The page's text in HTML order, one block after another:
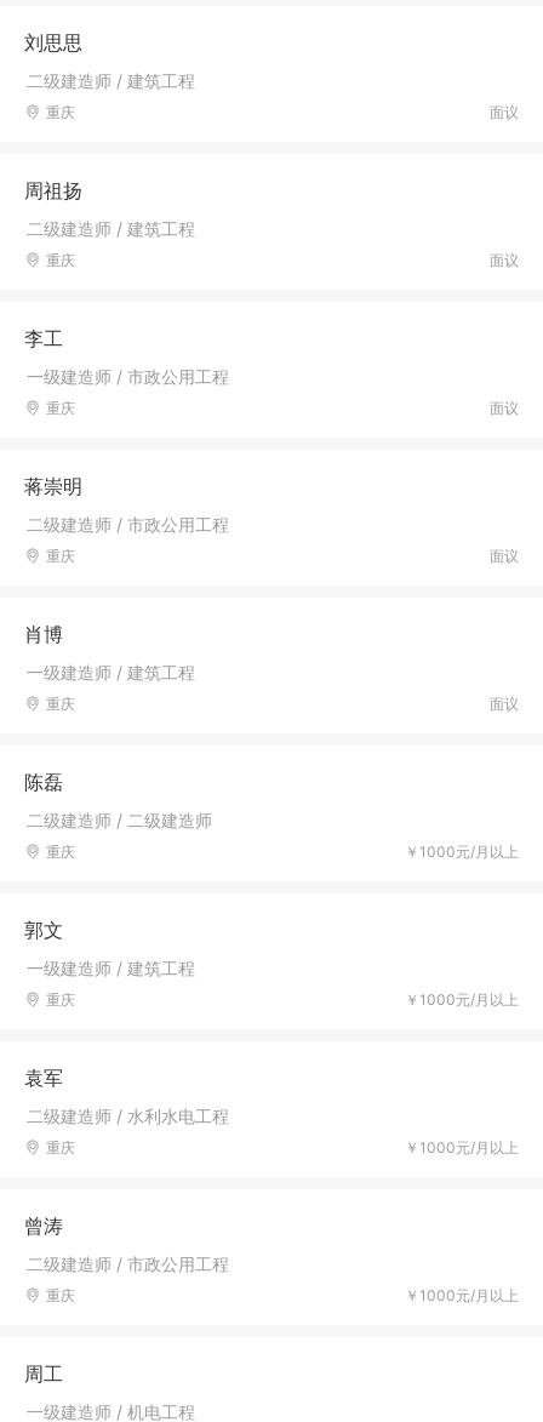
刘思思
二级建造师 / 建筑工程
面议
重庆
周祖扬
二级建造师 / 建筑工程
面议
重庆
李工
一级建造师 / 市政公用工程
面议
重庆
蒋崇明
二级建造师 / 市政公用工程
面议
重庆
肖博
一级建造师 / 建筑工程
面议
重庆
陈磊
二级建造师 / 二级建造师
￥1000元/月以上
重庆
郭文
一级建造师 / 建筑工程
￥1000元/月以上
重庆
袁军
二级建造师 / 水利水电工程
￥1000元/月以上
重庆
曾涛
二级建造师 / 市政公用工程
￥1000元/月以上
重庆
周工
一级建造师 / 机电工程